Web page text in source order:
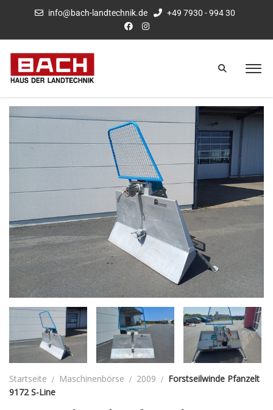
info@bach-landtechnik.de +49 7930 - 994 30
Startseite Maschinenbörse 2009
Forstseilwinde Pfanzelt
9172 S-Line